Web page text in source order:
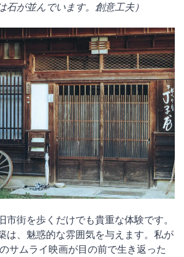
石が並んでいます。創意工夫）
市街を歩くだけでも貴重な体験です。
は、魅惑的な雰囲気を与えます。私が
サムライ映画が目の前で生き返った